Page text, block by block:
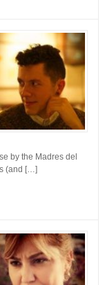
by the Madres del
(and […]